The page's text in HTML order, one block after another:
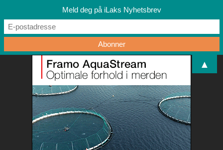
Meld deg på iLaks Nyhetsbrev
▲